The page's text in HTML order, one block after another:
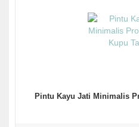
Pintu Kayu Jati Minimalis